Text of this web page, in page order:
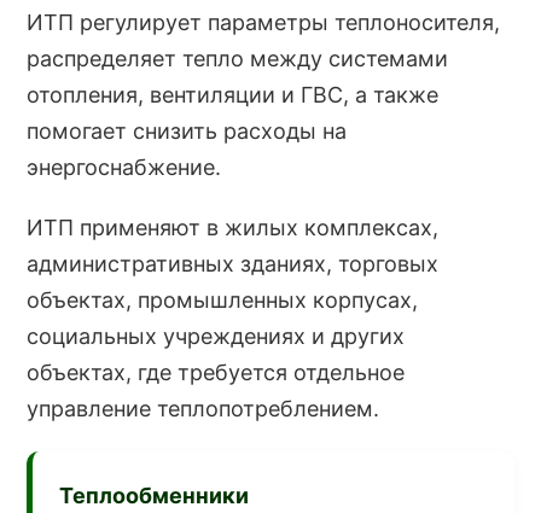
ИТП регулирует параметры теплоносителя,
распределяет тепло между системами
отопления, вентиляции и ГВС, а также
помогает снизить расходы на
энергоснабжение.
ИТП применяют в жилых комплексах,
административных зданиях, торговых
объектах, промышленных корпусах,
социальных учреждениях и других
объектах, где требуется отдельное
управление теплопотреблением.
Теплообменники